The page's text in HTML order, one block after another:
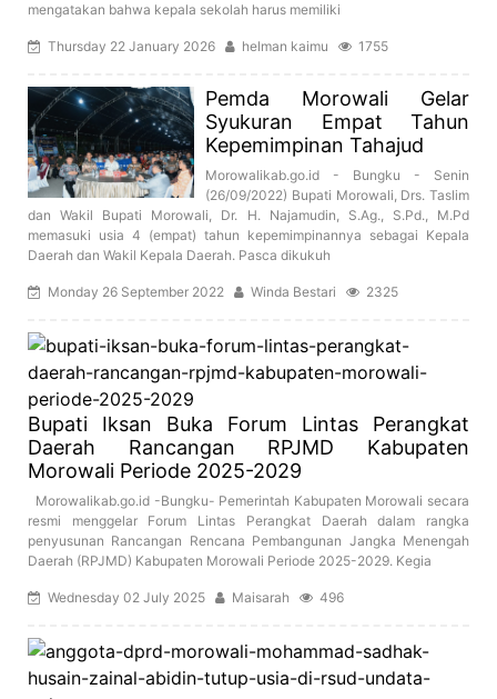
mengatakan bahwa kepala sekolah harus memiliki
Thursday 22 January 2026 helman kaimu 1755
Pemda Morowali Gelar
Syukuran Empat Tahun
Kepemimpinan Tahajud
Morowalikab.go.id - Bungku - Senin
(26/09/2022) Bupati Morowali, Drs. Taslim
dan Wakil Bupati Morowali, Dr. H. Najamudin, S.Ag., S.Pd., M.Pd
memasuki usia 4 (empat) tahun kepemimpinannya sebagai Kepala
Daerah dan Wakil Kepala Daerah. Pasca dikukuh
Monday 26 September 2022 Winda Bestari 2325
Bupati Iksan Buka Forum Lintas Perangkat
Daerah Rancangan RPJMD Kabupaten
Morowali Periode 2025-2029
Morowalikab.go.id -Bungku- Pemerintah Kabupaten Morowali secara
resmi menggelar Forum Lintas Perangkat Daerah dalam rangka
penyusunan Rancangan Rencana Pembangunan Jangka Menengah
Daerah (RPJMD) Kabupaten Morowali Periode 2025-2029. Kegia
Wednesday 02 July 2025 Maisarah 496